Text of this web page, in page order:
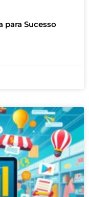
para Sucesso